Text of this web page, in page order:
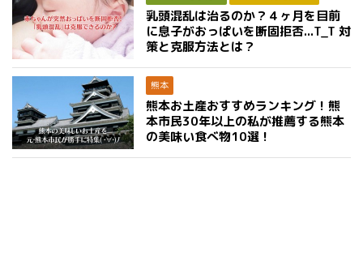
乳頭混乱は治るのか？４ヶ月を目前
に息子がおっぱいを断固拒否...T_T 対
策と克服方法とは？
熊本
熊本お土産おすすめランキング！熊
本市民30年以上の私が推薦する熊本
の美味い食べ物10選！